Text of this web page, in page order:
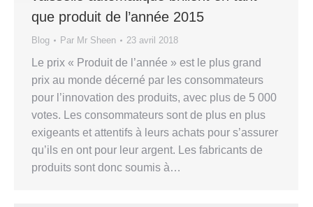
que produit de l’année 2015
Blog Par Mr Sheen 23 avril 2018
Le prix « Produit de l’année » est le plus grand
prix au monde décerné par les consommateurs
pour l’innovation des produits, avec plus de 5 000
votes. Les consommateurs sont de plus en plus
exigeants et attentifs à leurs achats pour s’assurer
qu’ils en ont pour leur argent. Les fabricants de
produits sont donc soumis à…